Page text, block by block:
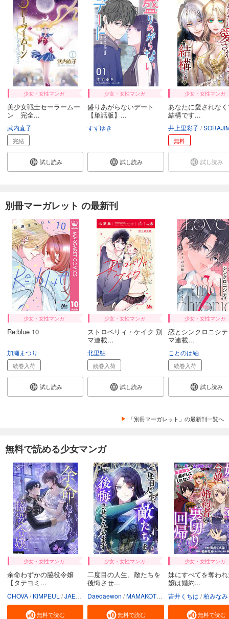
少女・女性マンガ
美少女戦士セーラームー
ン 完全...
武内直子
完結
試し読み
少女・女性マンガ
盛りあがらないデート
【単話版】...
すずゆき
試し読み
少女・女性マンガ
あなたに愛されな
結構です...
井上里彩子
無料
試し読み
別冊マーガレット の最新刊
少女・女性マンガ
Re:blue 10
加瀬まつり
続巻入荷
試し読み
少女・女性マンガ
ストロベリィ・ケイク 別
マ連載...
北里鮎
続巻入荷
試し読み
少女・女性マンガ
恋とシンクロニシ
マ連載...
ことのは紬
続巻入荷
試し読み
「別冊マーガレット」の最新刊一覧へ
無料で読める少女マンガ
少女・女性マンガ
余命わずかの脇役令嬢
【タテヨミ...
CHOVA KIMPEUL JAEUNHYANG
無料で読む
少女・女性マンガ
二度目の人生、敵たちを
後悔させ...
Daedaewon MAMAKOTO 陽気なおじさん
無料で読む
少女・女性マンガ
妹にすべてを奪わ
嬢は婚約...
吉井くちは 柏みなみ
無料で読む